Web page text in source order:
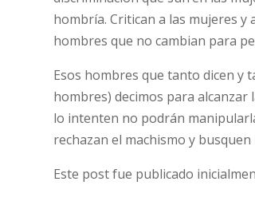
hombría. Critican a las mujeres
hombres que no cambian para
Esos hombres que tanto dicen y
hombres) decimos para
lo intenten no podrán
rechazan el machismo y busquen
Este post fue publicado